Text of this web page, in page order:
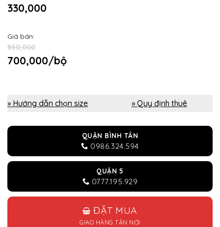
330,000
Giá bán:
850,000
700,000/bộ
» Hướng dẫn chọn size » Quy định thuê
QUẬN BÌNH TÂN
0986.324.594
QUẬN 5
0777.195.929
ĐẶT MUA
GIAO HÀNG TẬN NƠI